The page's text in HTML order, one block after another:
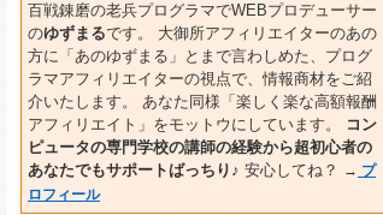
百戦錬磨の老兵プログラマでWEBプロデューサー
のゆずまるです。 大御所アフィリエイターのあの
方に「あのゆずまる」とまで言わしめた、プログ
ラマアフィリエイターの視点で、情報商材をご紹
介いたします。 あなた同様「楽しく楽な高額報酬
アフィリエイト」をモットウにしています。
コン
ピュータの専門学校の講師の経験から超初心者の
あなたでもサポートばっちり♪ 安心してね？ → プ
ロフィール